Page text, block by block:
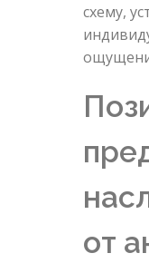
схему,
от